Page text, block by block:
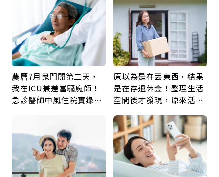
農曆7月鬼門開第二天，
我在ICU兼差當驅魔師！
急診醫師中風住院實錄：
原以為是在丟東西，結果
是在存退休金！整理生活
空間後才發現，原來活得